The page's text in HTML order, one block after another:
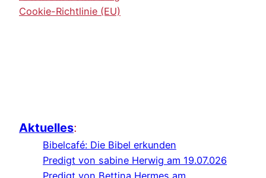
Cookie-Richtlinie (EU)
Aktuelles:
Bibelcafé: Die Bibel erkunden
Predigt von sabine Herwig am 19.07.026